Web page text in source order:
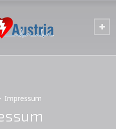
Impressum